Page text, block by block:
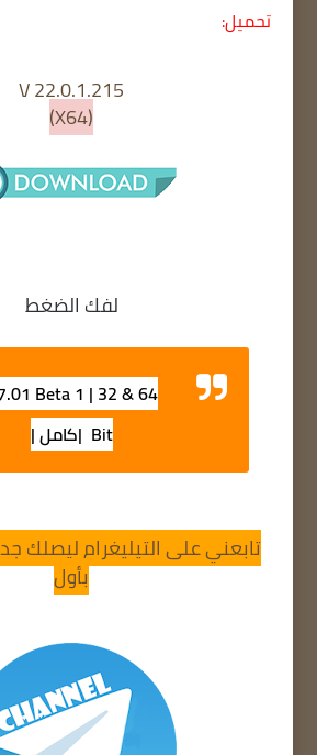
تحميل:
V 22.0.1.215
(X64)
لفك الضغط
Beta 1 | 32 & 64
Bit |كامل |
تابعني على التيليغرام ليصلك
بأول